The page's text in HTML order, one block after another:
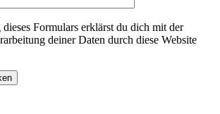
Formulars erklärst du dich mit der
deiner Daten durch diese Website